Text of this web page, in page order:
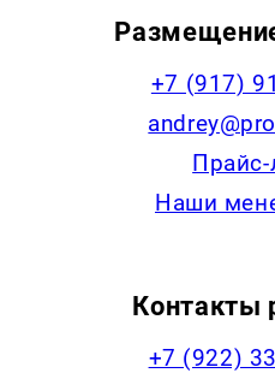
+7 (917)
Прайс-
Наши
Контакты
+7 (922)